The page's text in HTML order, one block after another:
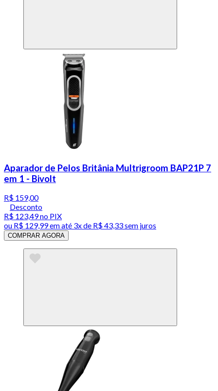
Aparador de Pelos Britânia Multrigroom BAP21P 7
em 1 - Bivolt
R$ 159,00
Desconto
R$ 123,49no PIX
ou R$ 129,99em até 3x de R$ 43,33 sem juros
COMPRAR AGORA